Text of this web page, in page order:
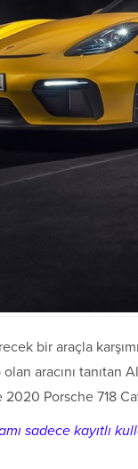
bir araçla
aracını tanıtan
Porsche 718
sadece kayıtlı